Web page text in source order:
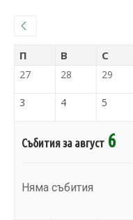
П В С
27 28 29
3 4 5
Събития за август 6
Няма събития